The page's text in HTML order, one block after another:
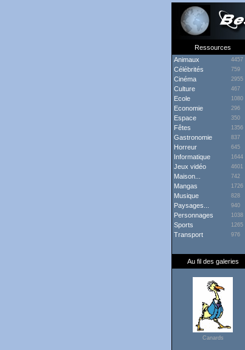
Ressources
Animaux 4457
Célébrités 759
Cinéma 2955
Culture 467
Ecole 1080
Economie 296
Espace 350
Fêtes 1356
Gastronomie 837
Horreur 645
Informatique 1644
Jeux vidéo 4601
Maison... 742
Mangas 1726
Musique 828
Paysages... 940
Personnages 1038
Sports 1265
Transport 976
Au fil des galeries
Canards